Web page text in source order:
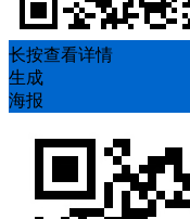
长按查看详情
生成
海报